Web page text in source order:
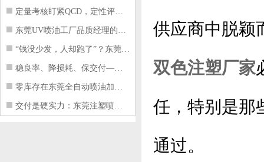
定量考核盯紧QCD，定性评价看好配合
东莞UV喷油工厂品质经理的四项核心管
“钱没少发，人却跑了”？东莞注塑喷油
稳良率、降损耗、保交付——东莞这家U
零库存在东莞全自动喷油加工厂不可行的
交付是硬实力：东莞注塑喷油厂如何用齐
供应商中脱颖
双色注塑厂家
任，特别是那
通过。